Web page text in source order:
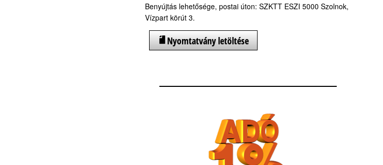
Benyújtás lehetősége, postai úton: SZKTT ESZI 5000 Szolnok,
Vízpart körút 3.
Nyomtatvány letöltése